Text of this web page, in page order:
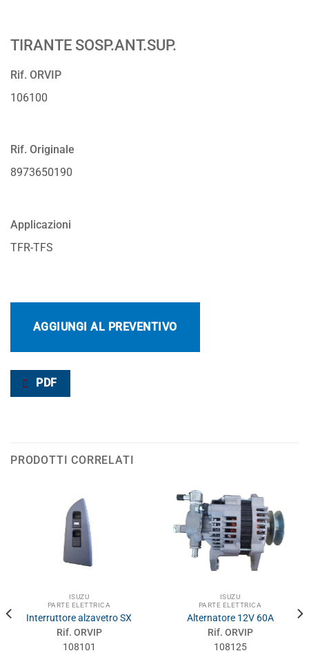
TIRANTE SOSP.ANT.SUP.
Rif. ORVIP
106100
Rif. Originale
8973650190
Applicazioni
TFR-TFS
AGGIUNGI AL PREVENTIVO
PDF
PRODOTTI CORRELATI
ISUZU
PARTE ELETTRICA
Interruttore alzavetro SX
Rif. ORVIP
108101
ISUZU
PARTE ELETTRICA
Alternatore 12V 60A
Rif. ORVIP
108125